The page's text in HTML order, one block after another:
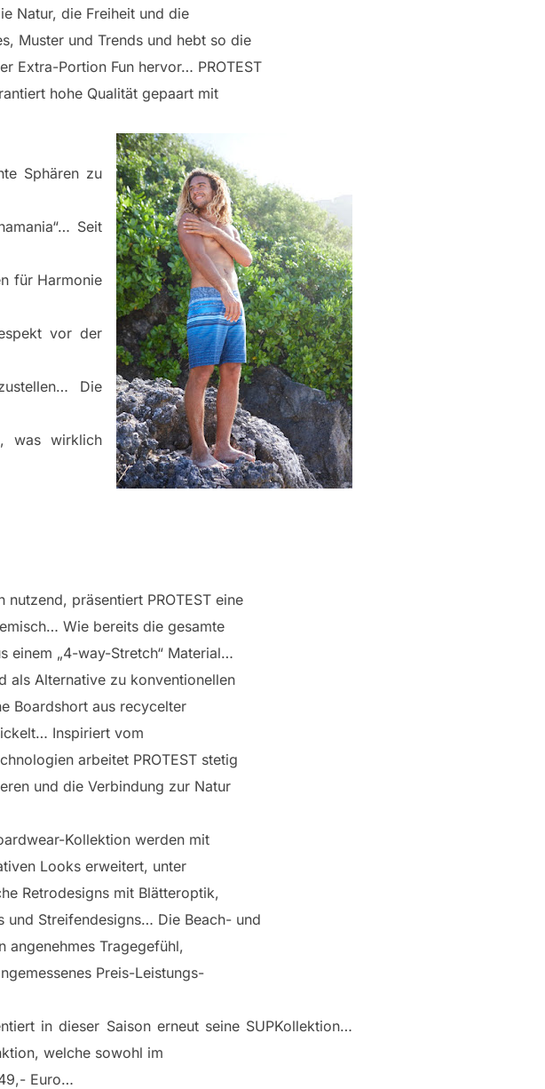
Natur, die Freiheit und die
Muster und Trends und hebt so die
Extra-Portion Fun hervor… PROTEST
hohe Qualität gepaart mit
Sphären zu
Seit
für Harmonie
vor der
Die
was wirklich
präsentiert PROTEST eine
Wie bereits die gesamte
einem „4-way-Stretch“ Material…
als Alternative zu konventionellen
Boardshort aus recycelter
Inspiriert vom
arbeitet PROTEST stetig
und die Verbindung zur Natur
Kollektion werden mit
Looks erweitert, unter
Retrodesigns mit Blätteroptik,
und Streifendesigns… Die Beach- und
angenehmes Tragegefühl,
Preis-Leistungs-
in dieser Saison erneut seine SUPKollektion…
welche sowohl im
Euro…